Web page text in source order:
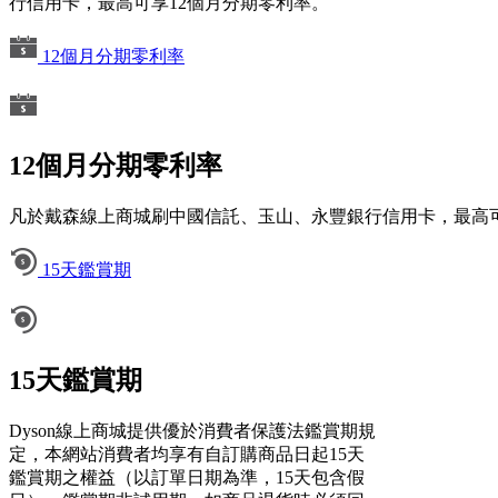
12個月分期零利率
12個月分期零利率
凡於戴森線上商城刷中國信託、玉山、永豐銀行信用卡，最高
15天鑑賞期
15天鑑賞期
Dyson線上商城提供優於消費者保護法鑑賞期規
定，本網站消費者均享有自訂購商品日起15天
鑑賞期之權益（以訂單日期為準，15天包含假